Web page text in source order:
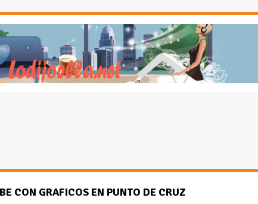
CON GRAFICOS EN PUNTO DE CRUZ